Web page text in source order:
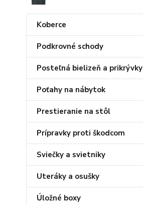
Koberce
Podkrovné schody
Posteľná bielizeň a prikrývky
Poťahy na nábytok
Prestieranie na stôl
Prípravky proti škodcom
Sviečky a svietniky
Uteráky a osušky
Úložné boxy